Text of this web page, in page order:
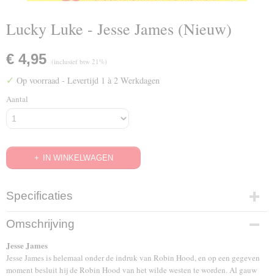
Lucky Luke - Jesse James (Nieuw)
€ 4,95 (inclusief btw 21%)
✓ Op voorraad - Levertijd 1 à 2 Werkdagen
Aantal
IN WINKELWAGEN
Specificaties
EAN code
8713053009075
Omschrijving
Jesse James
Jesse James is helemaal onder de indruk van Robin Hood, en op een gegeven
moment besluit hij de Robin Hood van het wilde westen te worden. Al gauw